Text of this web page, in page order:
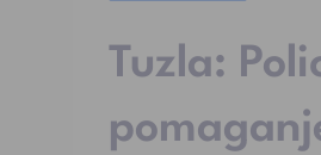
Tuzla: